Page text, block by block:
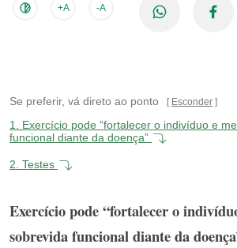
+A -A
Se preferir, vá direto ao ponto Esconder
1. Exercício pode “fortalecer o indivíduo e
funcional diante da doença”
2. Testes
Exercício pode “fortalecer o
sobrevida funcional diante da